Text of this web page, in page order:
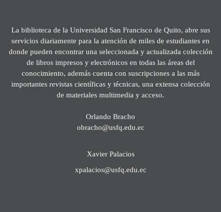
La biblioteca de la Universidad San Francisco de Quito, abre sus
servicios diariamente para la atención de miles de estudiantes en
donde pueden encontrar una seleccionada y actualizada colección
de libros impresos y electrónicos en todas las áreas del
conocimiento, además cuenta con suscripciones a las más
importantes revistas científicas y técnicas, una extensa colección
de materiales multimedia y acceso.
Orlando Bracho
obracho@usfq.edu.ec
Xavier Palacios
xpalacios@usfq.edu.ec